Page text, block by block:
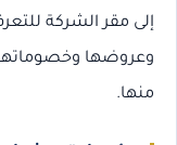
إلى مقر الشركة
وعروضها
منها.